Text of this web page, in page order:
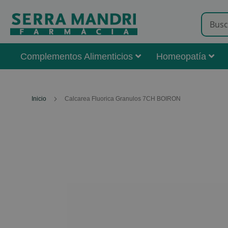
Complementos Alimenticios Homeopatía
Inicio Calcarea Fluorica Granulos 7CH BOIRON